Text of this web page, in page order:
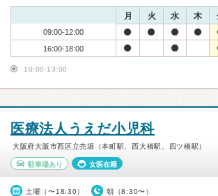
月 火 水 木
09:00-12:00
16:00-18:00
10:00-13:00
医療法人うえだ小児科
大阪府大阪市西区立売堀（本町駅、西大橋駅、四ツ橋駅）
駐車場あり 女医在籍
土曜（〜18:30） 朝（8:30〜）